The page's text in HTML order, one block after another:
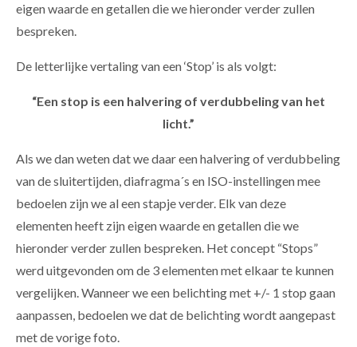
eigen waarde en getallen die we hieronder verder zullen
bespreken.
De letterlijke vertaling van een ‘Stop’ is als volgt:
“Een stop is een halvering of verdubbeling van het
licht.”
Als we dan weten dat we daar een halvering of verdubbeling
van de sluitertijden, diafragma´s en ISO-instellingen mee
bedoelen zijn we al een stapje verder. Elk van deze
elementen heeft zijn eigen waarde en getallen die we
hieronder verder zullen bespreken. Het concept “Stops”
werd uitgevonden om de 3 elementen met elkaar te kunnen
vergelijken. Wanneer we een belichting met +/- 1 stop gaan
aanpassen, bedoelen we dat de belichting wordt aangepast
met de vorige foto.